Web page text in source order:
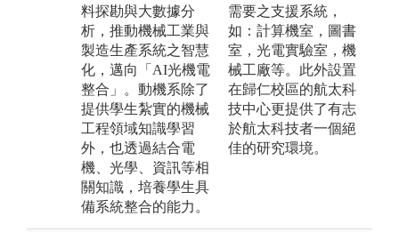
料探勘與大數據分
析，推動機械工業與
製造生產系統之智慧
化，邁向「AI光機電
整合」。動機系除了
提供學生紮實的機械
工程領域知識學習
外，也透過結合電
機、光學、資訊等相
關知識，培養學生具
備系統整合的能力。
需要之支援系統，
如：計算機室，圖書
室，光電實驗室，機
械工廠等。此外設置
在歸仁校區的航太科
技中心更提供了有志
於航太科技者一個絕
佳的研究環境。